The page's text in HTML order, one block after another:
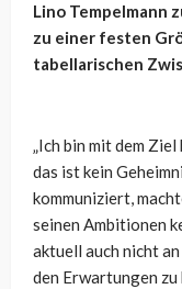
Lino Tempelmann
zu einer festen
tabellarischen
„Ich bin mit dem
das ist kein
kommuniziert,
seinen Ambitionen
aktuell auch nicht
den Erwartungen zu